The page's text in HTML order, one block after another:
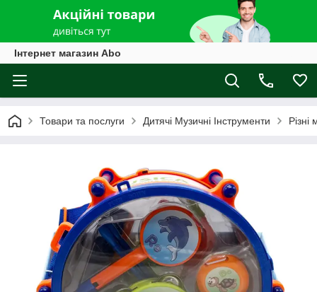
Інтернет магазин Abo
Товари та послуги Дитячі Музичні Інструменти Різні